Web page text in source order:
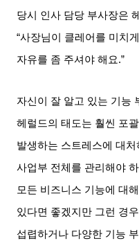
당시 인사 담당 부사장은
“사장님이 클레어를 미치
자유를 좀 주셔야 해요.”
자신이 잘 알고 있는 기능
헤럴드의 태도는 훨씬 포
발생하는 스트레스에 대
사업부 전체를 관리해야
모든 비즈니스 기능에 대
있다면 좋겠지만 그런 경
섭렵하거나 다양한 기능